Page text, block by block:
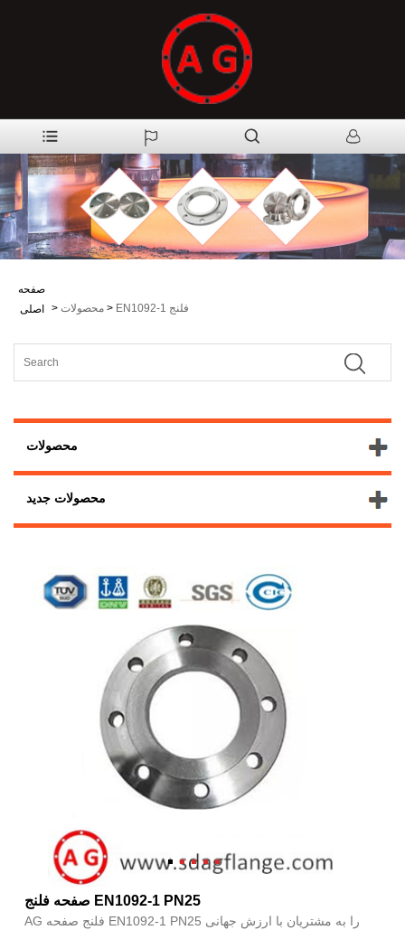
صفحه
اصلی
> محصولات > EN1092-1 فلنج
محصولات
محصولات جدید
صفحه فلنج EN1092-1 PN25
AG فلنج صفحه EN1092-1 PN25 را به مشتریان با ارزش جهانی